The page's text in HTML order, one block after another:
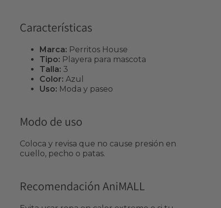
Características
Marca: Perritos House
Tipo: Playera para mascota
Talla: 3
Color: Azul
Uso: Moda y paseo
Modo de uso
Coloca y revisa que no cause presión en
cuello, pecho o patas.
Recomendación AniMALL